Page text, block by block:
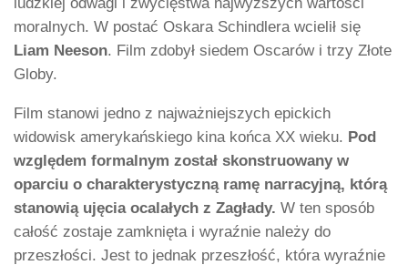
moralnych. W postać Oskara Schindlera wcielił się
Liam Neeson. Film zdobył siedem Oscarów i trzy Złote
Globy.
Film stanowi jedno z najważniejszych epickich
widowisk amerykańskiego kina końca XX wieku. Pod
względem formalnym został skonstruowany w
oparciu o charakterystyczną ramę narracyjną, którą
stanowią ujęcia ocalałych z Zagłady. W ten sposób
całość zostaje zamknięta i wyraźnie należy do
przeszłości. Jest to jednak przeszłość, która wyraźnie